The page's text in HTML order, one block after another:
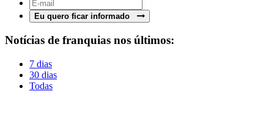
Eu quero ficar informado
Notícias de franquias nos últimos:
7 dias
30 dias
Todas